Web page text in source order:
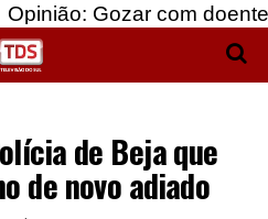
com doentes e bajular
de Beja que
de novo adiado